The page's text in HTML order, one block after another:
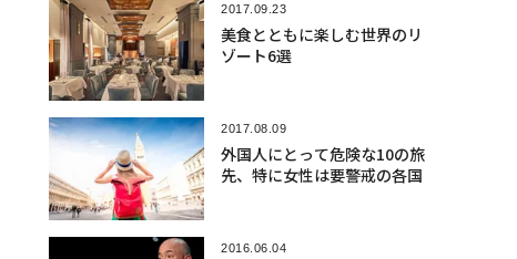
2017.09.23
美食とともに楽しむ世界のリ
ゾート6選
2017.08.09
外国人にとって危険な10の旅
先、特に女性は要警戒の各国
2016.06.04